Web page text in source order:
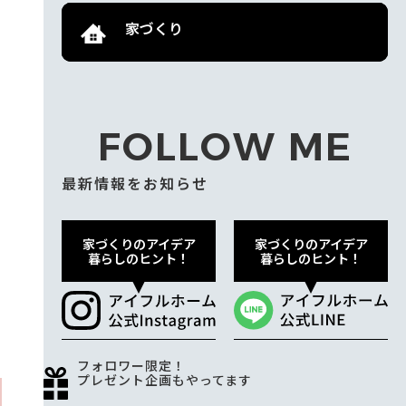
家づくり
FOLLOW ME
最新情報をお知らせ
家づくりのアイデア
暮らしのヒント！
家づくりのアイデア
暮らしのヒント！
フォロワー限定！
プレゼント企画もやってます